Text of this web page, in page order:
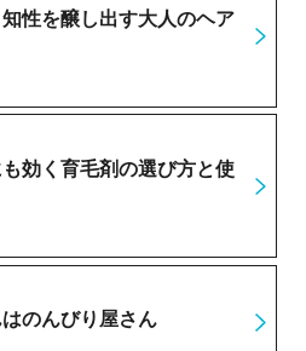
性を醸し出す大人のヘア
効く育毛剤の選び方と使
のんびり屋さん